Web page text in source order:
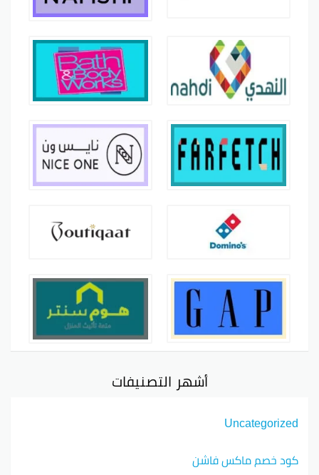
أشهر التصنيفات
Uncategorized
كود خصم ماكس فاشن